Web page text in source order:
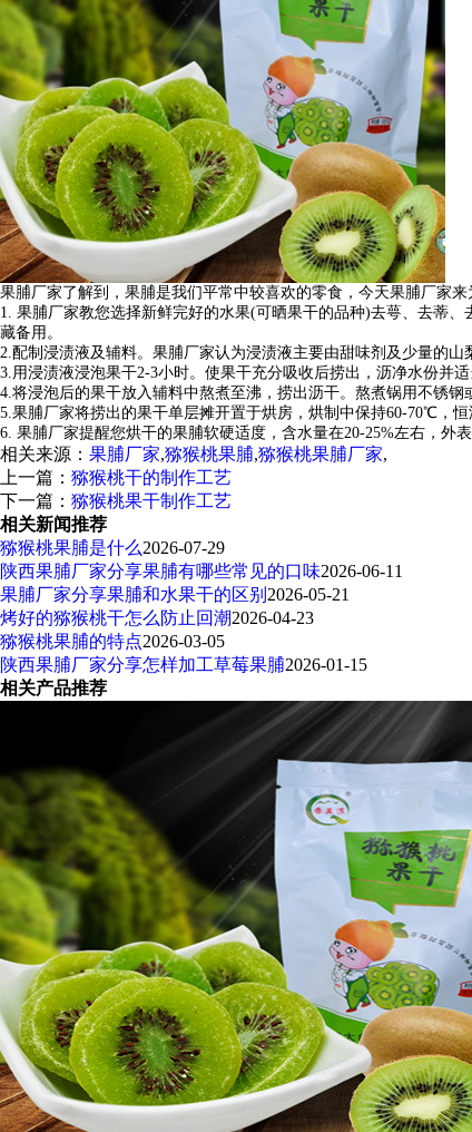
果脯厂家了解到，果脯是我们平常中较喜欢的零食，今天果脯厂家来
1. 果脯厂家教您选择新鲜完好的水果(可晒果干的品种)去萼、去蒂、
藏备用。
2.配制浸渍液及辅料。果脯厂家认为浸渍液主要由甜味剂及少量的山
3.用浸渍液浸泡果干2-3小时。使果干充分吸收后捞出，沥净水份并适
4.将浸泡后的果干放入辅料中熬煮至沸，捞出沥干。熬煮锅用不锈钢
5.果脯厂家将捞出的果干单层摊开置于烘房，烘制中保持60-70℃，恒
6. 果脯厂家提醒您烘干的果脯软硬适度，含水量在20-25%左右，外
相关来源： 果脯厂家,猕猴桃果脯,猕猴桃果脯厂家,
上一篇： 猕猴桃干的制作工艺
下一篇： 猕猴桃果干制作工艺
相关新闻推荐
猕猴桃果脯是什么2026-07-29
陕西果脯厂家分享果脯有哪些常见的口味2026-06-11
果脯厂家分享果脯和水果干的区别 2026-05-21
烤好的猕猴桃干怎么防止回潮2026-04-23
猕猴桃果脯的特点2026-03-05
陕西果脯厂家分享怎样加工草莓果脯2026-01-15
相关产品推荐